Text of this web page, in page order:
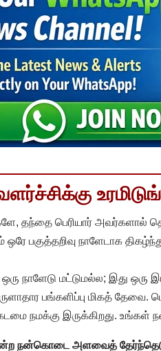
தந்தை பெரியார் அவர்களால்
பகுத்தறிவு நாளேடாக
ஒரு நாளேடு மட்டுமல்ல; இது
பங்களிப்பு மிகத் தேவை.
நமக்கு இருக்கிறது. உங்கள்
நன்கொடை அளவைத்